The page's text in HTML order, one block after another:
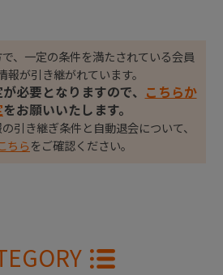
、一定の条件を満たされている会員
報が引き継がれています。
必要となりますので、
こちらか
をお願いいたします。
引き継ぎ条件と自動退会について、
ちら をご確認ください。